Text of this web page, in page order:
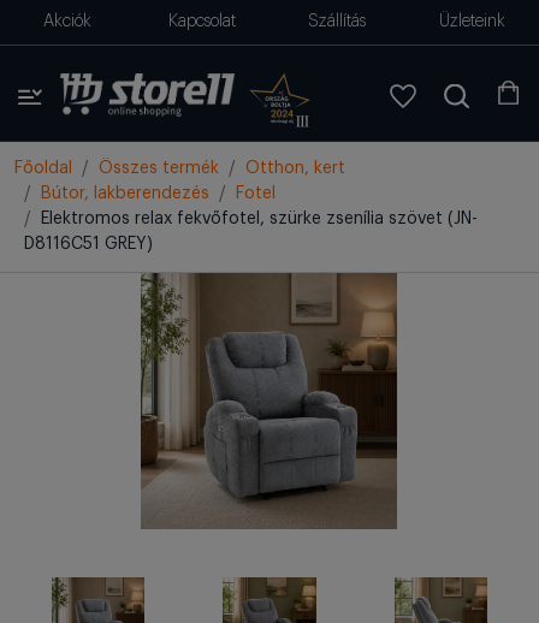
Akciók Kapcsolat Szállítás Üzleteink
Főoldal Összes termék
Otthon, kert
Bútor, lakberendezés
Fotel
Elektromos relax fekvőfotel, szürke zsenília szövet (JN-
D8116C51 GREY)